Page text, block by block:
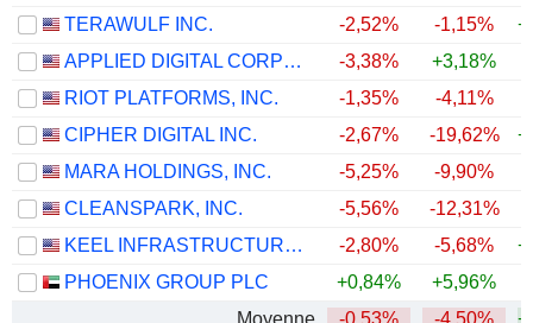
TERAWULF INC.
-2,52% -1,15%
APPLIED DIGITAL CORPORATION
-3,38% +3,18%
RIOT PLATFORMS, INC.
-1,35% -4,11%
CIPHER DIGITAL INC.
-2,67% -19,62%
MARA HOLDINGS, INC.
-5,25% -9,90%
CLEANSPARK, INC.
-5,56% -12,31%
KEEL INFRASTRUCTURE CORP.
-2,80% -5,68%
PHOENIX GROUP PLC
+0,84% +5,96%